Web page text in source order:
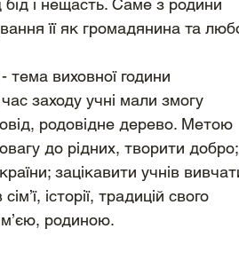
і нещасть. Саме з родини
її як громадянина та
виховної години
заходу учні мали змогу
родовідне дерево. Метою
до рідних, творити добро;
зацікавити учнів
історії, традицій свого
родиною.